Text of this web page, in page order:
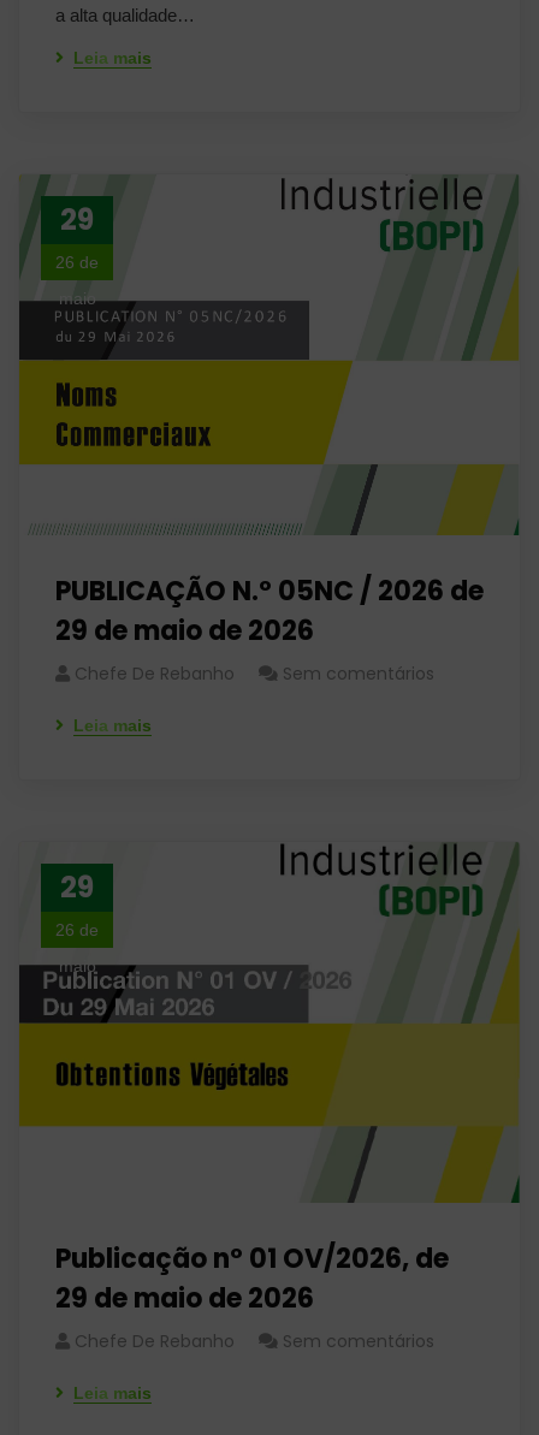
a alta qualidade…
Leia mais
29
26 de
maio
PUBLICAÇÃO N.º 05NC / 2026 de
29 de maio de 2026
Chefe De Rebanho Sem comentários
Leia mais
29
26 de
maio
Publicação nº 01 OV/2026, de
29 de maio de 2026
Chefe De Rebanho Sem comentários
Leia mais